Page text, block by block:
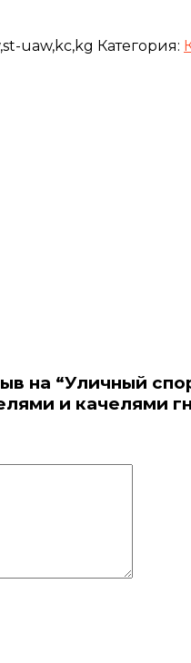
uaw,kc,kg Категория:
на “Уличный
и качелями